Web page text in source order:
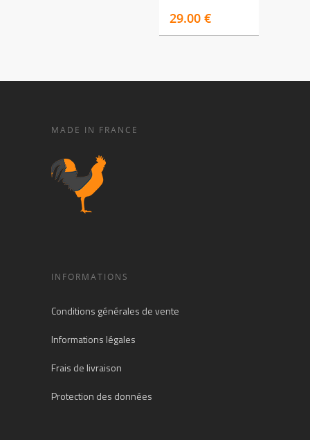
29.00 €
MADE IN FRANCE
INFORMATIONS
Conditions générales de vente
Informations légales
Frais de livraison
Protection des données